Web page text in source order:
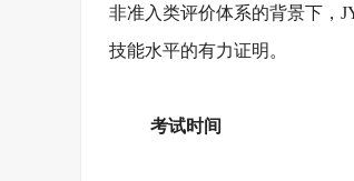
非准入类评价体系的背景下，
技能水平的有力证明。
考试时间